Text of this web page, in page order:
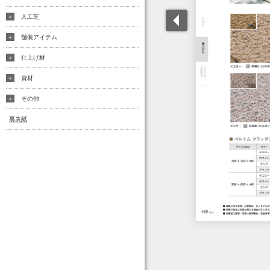
人工芝
舗装アイテム
仕上げ材
資材
その他
裏表紙